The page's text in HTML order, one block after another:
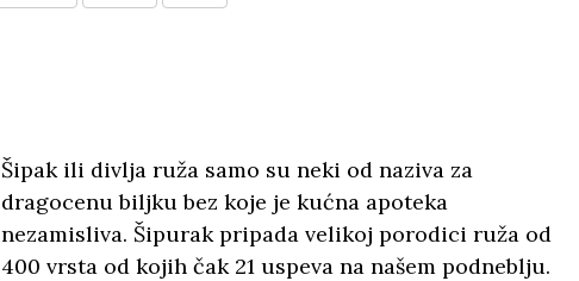
Šipak ili divlja ruža samo su neki od naziva za
dragocenu biljku bez koje je kućna apoteka
nezamisliva. Šipurak pripada velikoj porodici ruža od
400 vrsta od kojih čak 21 uspeva na našem podneblju.